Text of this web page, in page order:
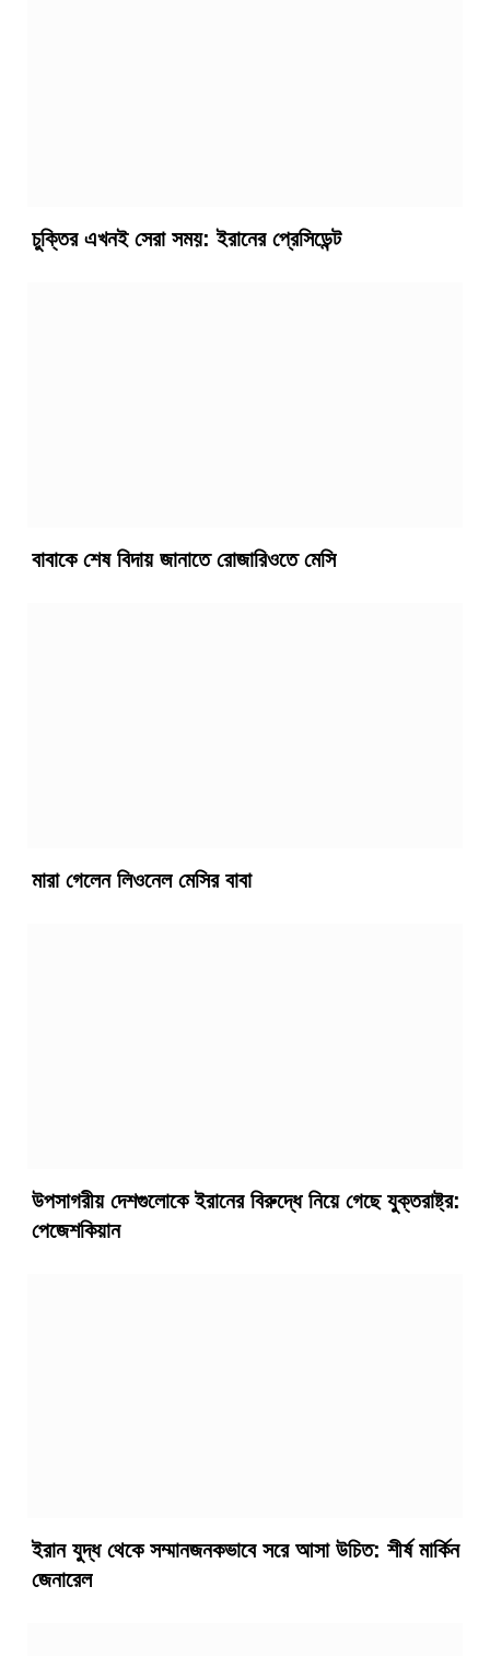
চুক্তির এখনই সেরা সময়: ইরানের প্রেসিডেন্ট
বাবাকে শেষ বিদায় জানাতে রোজারিওতে মেসি
মারা গেলেন লিওনেল মেসির বাবা
উপসাগরীয় দেশগুলোকে ইরানের বিরুদ্ধে নিয়ে গেছে যুক্তরাষ্ট্র:
পেজেশকিয়ান
ইরান যুদ্ধ থেকে সম্মানজনকভাবে সরে আসা উচিত: শীর্ষ মার্কিন
জেনারেল